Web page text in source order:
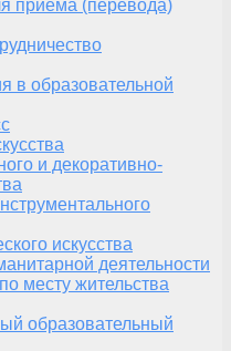
приема (перевода)
в образовательной
и декоративно-
искусства
деятельности
месту жительства
образовательный